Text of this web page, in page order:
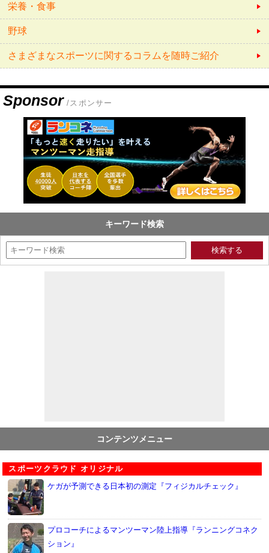
栄養・食事
野球
さまざまなスポーツに関するコラムを随時ご紹介
Sponsor /スポンサー
キーワード検索
コンテンツメニュー
スポーツクラウド オリジナル
ケガが予測できる日本初の測定『フィジカルチェック』
プロコーチによるマンツーマン陸上指導『ランニングコネク
ション』